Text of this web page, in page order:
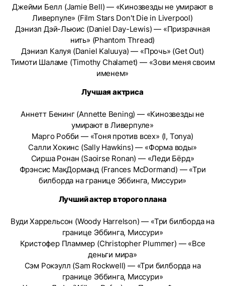
Джейми Белл (Jamie Bell) — «Кинозвезды не умирают в
Ливерпуле» (Film Stars Don't Die in Liverpool)
Дэниэл Дэй-Льюис (Daniel Day-Lewis) — «Призрачная
нить» (Phantom Thread)
Дэниэл Калуя (Daniel Kaluuya) — «Прочь» (Get Out)
Тимоти Шаламе (Timothy Chalamet) — «Зови меня своим
именем»
Лучшая актриса
Аннетт Бенинг (Annette Bening) — «Кинозвезды не
умирают в Ливерпуле»
Марго Робби — «Тоня против всех» (I, Tonya)
Салли Хокинс (Sally Hawkins) — «Форма воды»
Сирша Ронан (Saoirse Ronan) — «Леди Бёрд»
Фрэнсис МакДорманд (Frances McDormand) — «Три
билборда на границе Эббинга, Миссури»
Лучший актер второго плана
Вуди Харрельсон (Woody Harrelson) — «Три билборда на
границе Эббинга, Миссури»
Кристофер Пламмер (Christopher Plummer) — «Все
деньги мира»
Сэм Рокэулл (Sam Rockwell) — «Три билборда на
границе Эббинга, Миссури»